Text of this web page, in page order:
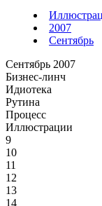
2007
Сентябрь
Сентябрь 2007
Бизнес-линч
Идиотека
Рутина
Процесс
Иллюстрации
9
10
11
12
13
14